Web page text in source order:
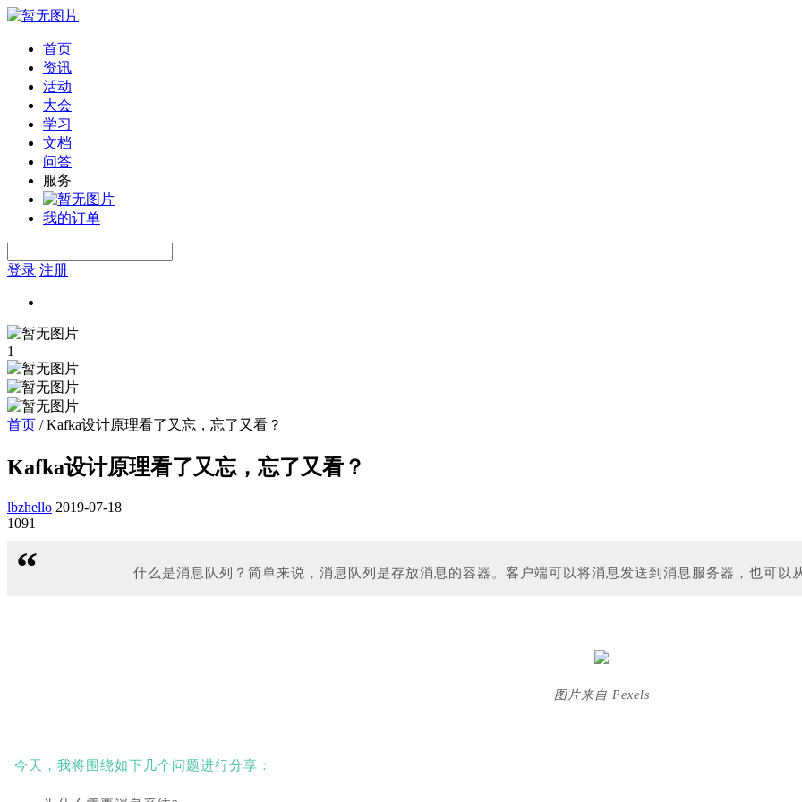
首页
资讯
活动
大会
学习
文档
问答
服务
我的订单
登录 注册
1
首页 /Kafka设计原理看了又忘，忘了又看？
Kafka设计原理看了又忘，忘了又看？
lbzhello 2019-07-18
1091
“ 什么是消息队列？简单来说，消息队列是存放消息的容器。客户端可以将消息发送到消息服务器，也可以
图片来自 Pexels
今天，我将围绕如下几个问题进行分享：